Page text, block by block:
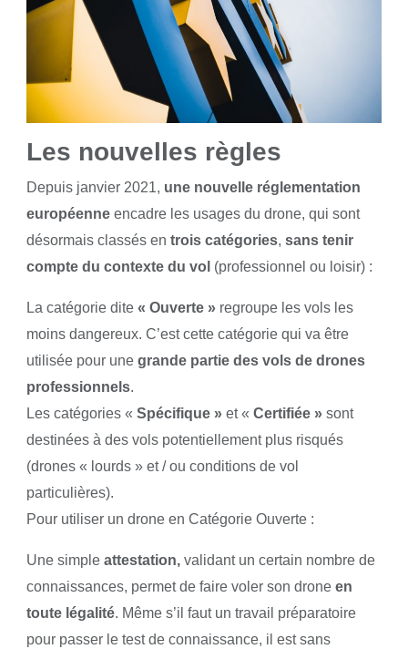
Les nouvelles règles
Depuis janvier 2021, une nouvelle réglementation
européenneencadre les usages du drone, qui sont
désormais classés en trois catégories, sans tenir
compte du contexte du vol (professionnel ou loisir) :
La catégorie dite« Ouverte » regroupe les vols les
moins dangereux. C’est cette catégorie qui va être
utilisée pour une grande partie des vols de drones
professionnels.
Les catégories « Spécifique »et « Certifiée »sont
destinées à des vols potentiellement plus risqués
(drones « lourds » et / ou conditions de vol
particulières).
Pour utiliser un drone en Catégorie Ouverte :
Une simple attestation, validant un certain nombre de
connaissances, permet de faire voler son drone en
toute légalité. Même s’il faut un travail préparatoire
pour passer le test de connaissance, il est sans